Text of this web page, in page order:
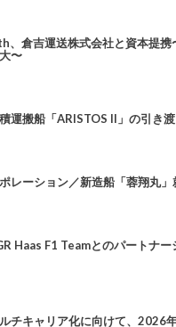
倉吉運送株式会社と資本提携
〜
運搬船「ARISTOS II」の引き
レーション／新造船「蓉翔丸」
Haas F1 Teamとのパートナー
ルチキャリア化に向けて、2026